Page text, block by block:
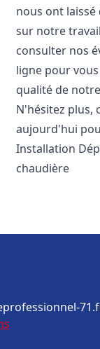
nous ont laissé
sur notre
consulter nos
ligne pour
qualité de
N'hésitez plus,
aujourd'hui
Installation
chaudière